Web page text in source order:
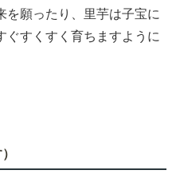
を願ったり、里芋は子宝に
ぐすくすく育ちますように